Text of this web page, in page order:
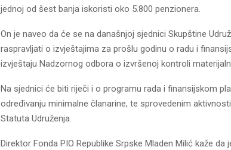
jednoj od šest banja iskoristi oko 5.800 penzionera.
On je naveo da će se na današnjoj sjednici Skupštine
raspravljati o izvještajima za prošlu godinu o radu i
izvještaju Nadzornog odbora o izvršenoj kontroli
Na sjednici će biti riječi i o programu rada i finansijskom
određivanju minimalne članarine, te sprovedenim
Statuta Udruženja.
Direktor Fonda PIO Republike Srpske Mladen Milić kaže